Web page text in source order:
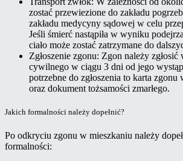
zostać przewiezione do zakładu
zakładu medycyny sądowej w celu
Jeśli śmierć nastąpiła w wyniku
ciało może zostać zatrzymane do
Zgłoszenie zgonu: Zgon należy zgłosić
cywilnego w ciągu 3 dni od jego
potrzebne do zgłoszenia to karta zgonu
oraz dokument tożsamości zmarłego.
Jakich formalności należy dopełnić?
Po odkryciu zgonu w mieszkaniu należy
formalności: